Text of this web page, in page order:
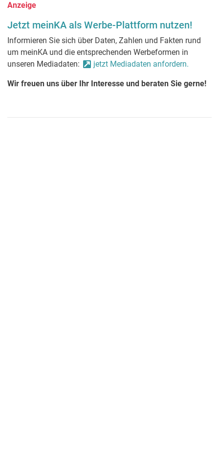
Anzeige
Jetzt meinKA als Werbe-Plattform nutzen!
Informieren Sie sich über Daten, Zahlen und Fakten rund
um meinKA und die entsprechenden Werbeformen in
unseren Mediadaten:
jetzt Mediadaten anfordern.
Wir freuen uns über Ihr Interesse und beraten Sie gerne!